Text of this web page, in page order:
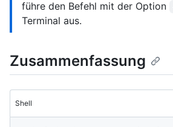
führe den Befehl mit der Option
Terminal aus.
Zusammenfassung
Shell